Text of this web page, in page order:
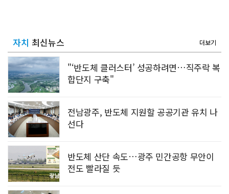
자치 최신뉴스 더보기
"‘반도체 클러스터’ 성공하려면…직주락 복
합단지 구축"
전남광주, 반도체 지원할 공공기관 유치 나
선다
반도체 산단 속도…광주 민간공항 무안이
전도 빨라질 듯